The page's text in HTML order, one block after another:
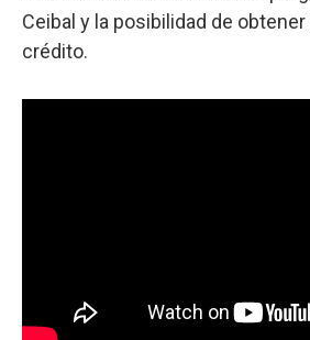
Ceibal y la posibilidad de
crédito.